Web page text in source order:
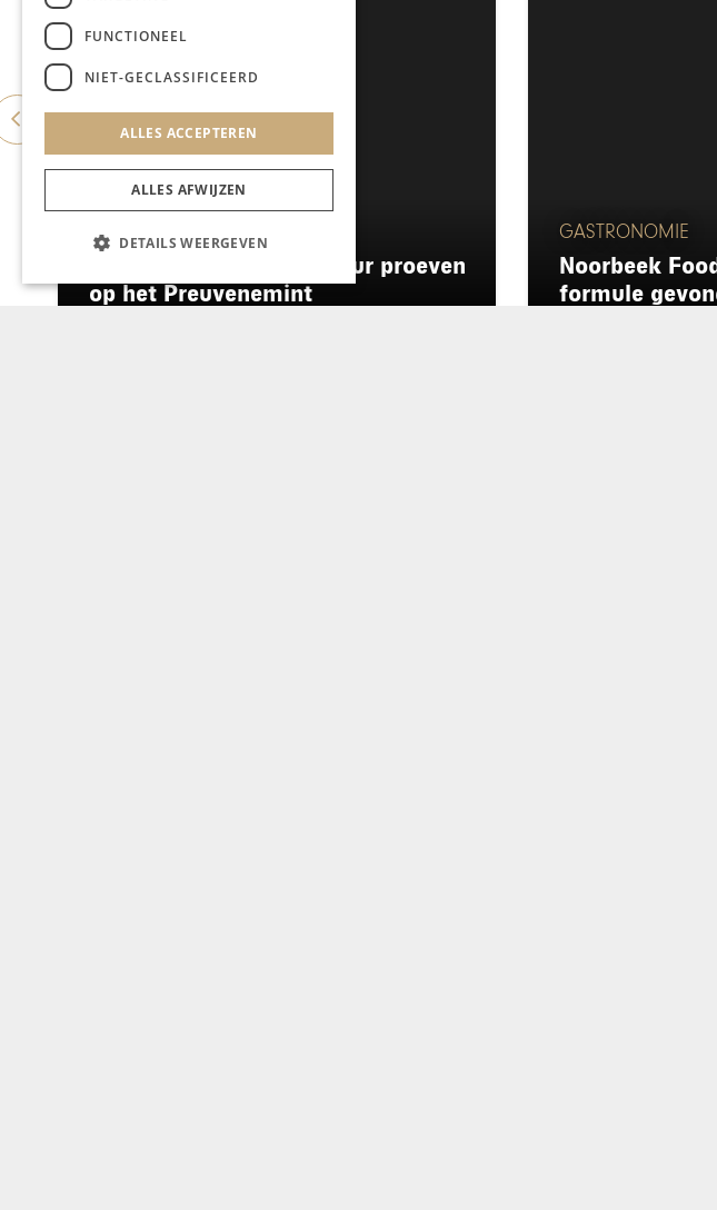
GASTRONOMIE
Enigma laat zijn signatuur proeven
op het Preuvenemint
GASTRONOMIE
Noorbeek
formule
FUNCTIONEEL
NIET-GECLASSIFICEERD
ALLES ACCEPTEREN
ALLES AFWIJZEN
DETAILS WEERGEVEN